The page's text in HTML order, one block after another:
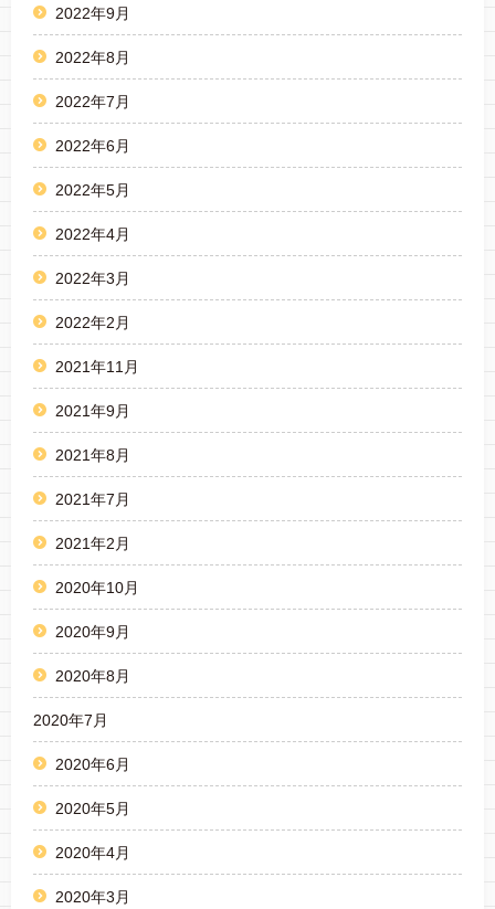
2022年9月
2022年8月
2022年7月
2022年6月
2022年5月
2022年4月
2022年3月
2022年2月
2021年11月
2021年9月
2021年8月
2021年7月
2021年2月
2020年10月
2020年9月
2020年8月
2020年7月
2020年6月
2020年5月
2020年4月
2020年3月